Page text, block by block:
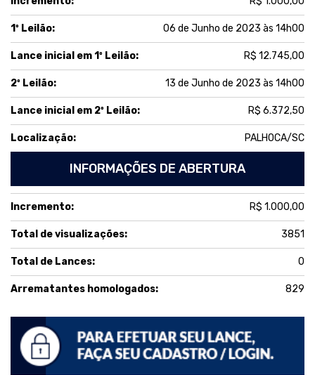
1º Leilão: 06 de Junho de 2023 às 14h00
Lance inicial em 1º Leilão: R$ 12.745,00
2º Leilão: 13 de Junho de 2023 às 14h00
Lance inicial em 2º Leilão: R$ 6.372,50
Localização: PALHOCA/SC
INFORMAÇÕES DE ABERTURA
Incremento: R$ 1.000,00
Total de visualizações: 3851
Total de Lances: 0
Arrematantes homologados: 829